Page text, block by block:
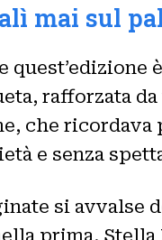
mai sul
quest’edizione
rafforzata
che
e senza
si avvalse
prima,